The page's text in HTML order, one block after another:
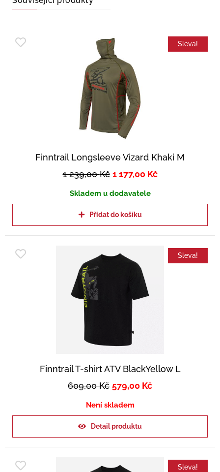
Sleva!
Finntrail Longsleeve Vizard Khaki M
1 239,00Kč 1 177,00 Kč
Skladem u dodavatele
Přidat do košíku
Sleva!
Finntrail T-shirt ATV BlackYellow L
609,00Kč 579,00 Kč
Není skladem
Detail produktu
Sleva!